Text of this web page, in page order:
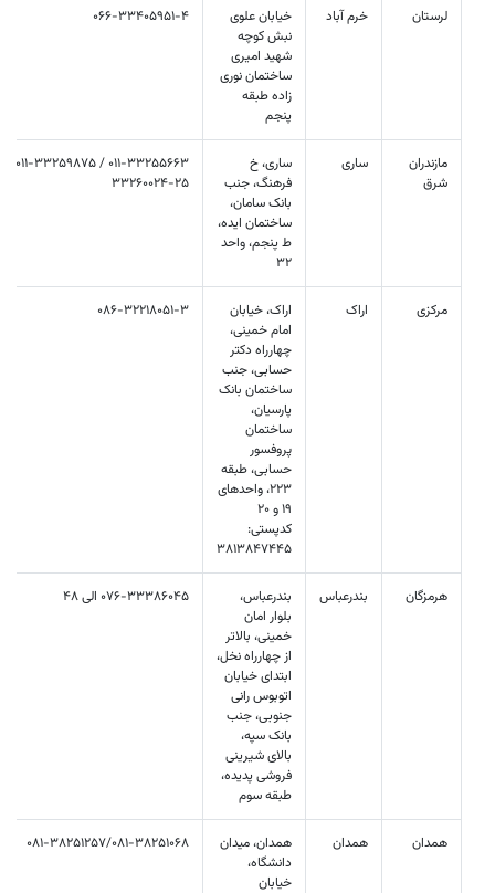
لرستان خرم آباد
خیابان علوی
نبش کوچه
شهید امیری
ساختمان نوری
زاده طبقه
پنجم
066-33405951-4
مازندران
شرق
ساری
ساری، خ
فرهنگ، جنب
بانک سامان،
ساختمان ایده،
ط پنجم، واحد
32
33260024-25
مرکزی اراک
اراک، خیابان
امام خمینی،
چهارراه دکتر
حسابی، جنب
ساختمان بانک
پارسیان،
ساختمان
پروفسور
حسابی، طبقه
223، واحدهای
19 و 20
کدپستی:
3813847445
086-32218051-3
هرمزگان بندرعباس
بندرعباس،
بلوار امان
خمینی، بالاتر
از چهارراه نخل،
ابتدای خیابان
اتوبوس رانی
جنوبی، جنب
بانک سپه،
بالای شیرینی
فروشی پدیده،
طبقه سوم
076-33386045 الی 48
همدان همدان
همدان، میدان
دانشگاه،
خیابان
081-38251257/081-38251068